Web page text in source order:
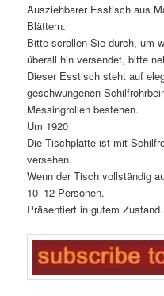
Ausziehbarer Esstisch aus
Blättern.
Bitte scrollen Sie durch, um
überall hin versendet, bitte
Dieser Esstisch steht auf
geschwungenen
Messingrollen bestehen.
Um 1920
Die Tischplatte ist mit
versehen.
Wenn der Tisch vollständig
10–12 Personen.
Präsentiert in gutem Zustand.